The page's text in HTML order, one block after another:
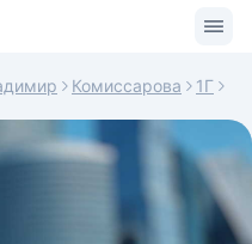
Комиссарова 1Г